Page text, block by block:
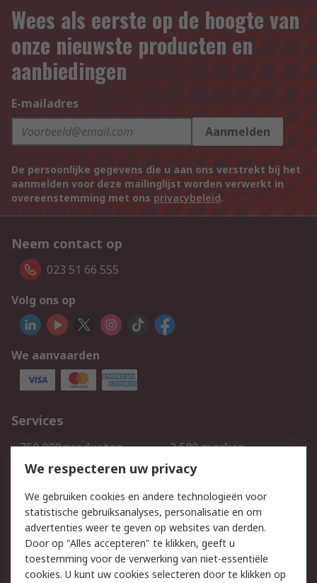
Wees als eerste op de hoogte van
onze nieuwste producten en
aanbiedingen
E-mailadres
Aanmelden
De persoonlijke gegevens die u aan ons verstrekt bij het
aanmelden voor deze mailinglijst worden verwerkt in
overeenstemming met ons privacybeleid.
Neem contact op
023 51 66 555
Volg ons op
We aanvaarden
Services
750.000 producten
2.500 merken
Bestellen
Inkoopoplossingen
Track & Trace
Wettelijk
Cookiebeleid
Email veiligheid
We respecteren uw privacy
We gebruiken cookies en andere technologieën voor
statistische gebruiksanalyses, personalisatie en om
advertenties weer te geven op websites van derden.
Door op "Alles accepteren" te klikken, geeft u
toestemming voor de verwerking van niet-essentiële
cookies. U kunt uw cookies selecteren door te klikken op